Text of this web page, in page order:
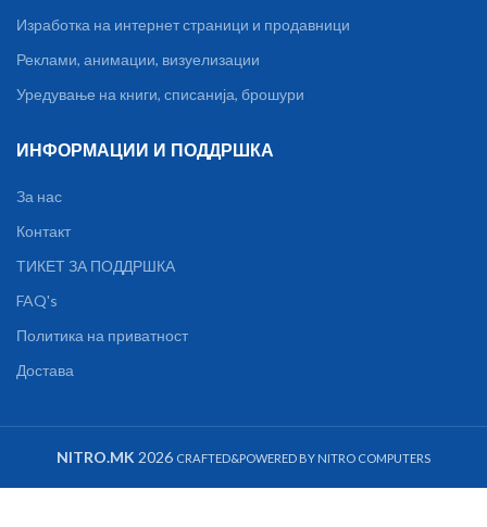
Изработка на интернет страници и продавници
Реклами, анимации, визуелизации
Уредување на книги, списанија, брошури
ИНФОРМАЦИИ И ПОДДРШКА
За нас
Контакт
ТИКЕТ ЗА ПОДДРШКА
FAQ's
Политика на приватност
Достава
NITRO.MK 2026 CRAFTED&POWERED BY NITRO COMPUTERS